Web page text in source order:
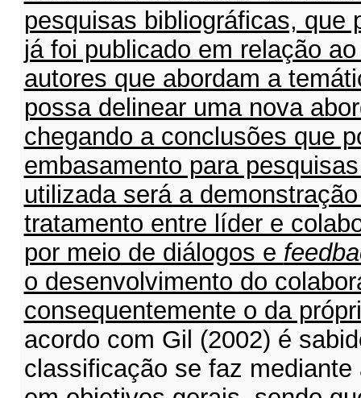
pesquisas bibliográficas, que
já foi publicado em relação
autores que abordam a
possa delinear uma nova
chegando a conclusões que
embasamento para
utilizada será a
tratamento entre líder e
por meio de diálogos e
o desenvolvimento do
consequentemente o da
acordo com Gil (2002) é
classificação se faz